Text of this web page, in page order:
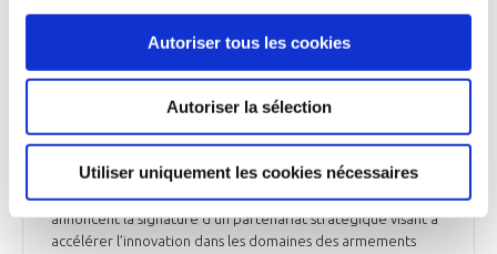
Autoriser tous les cookies
Autoriser la sélection
Utiliser uniquement les cookies nécessaires
Safran et Baykar concluent un partenariat
stratégique dans les drones et les systèmes
intelligents
Safran Electronics & Defense* et le groupe turc Baykar,
leader mondial des véhicules aériens sans pilote (UAV),
annoncent la signature d’un partenariat stratégique visant à
accélérer l’innovation dans les domaines des armements